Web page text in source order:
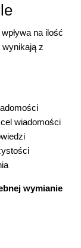
na ilość
wynikają z
wiadomości
wymianie